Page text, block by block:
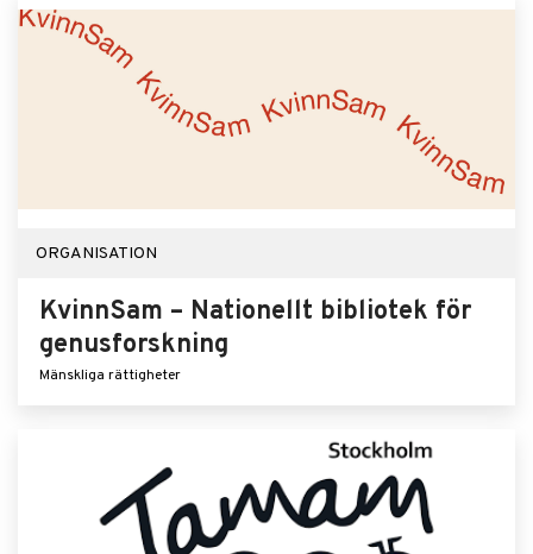
ORGANISATION
KvinnSam – Nationellt bibliotek för
genusforskning
Mänskliga rättigheter